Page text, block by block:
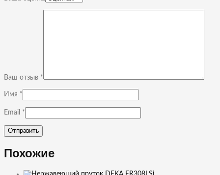
Ваш отзыв *
Имя *
Email *
Похожие